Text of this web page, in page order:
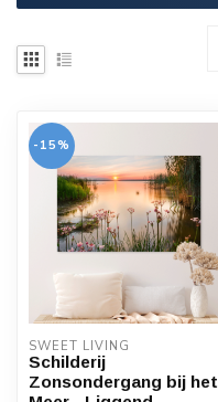
-15%
SWEET LIVING
Schilderij
Zonsondergang bij het